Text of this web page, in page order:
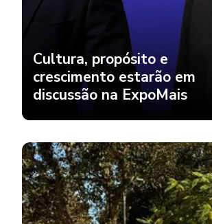
Cultura, propósito e
crescimento estarão em
discussão na ExpoMais